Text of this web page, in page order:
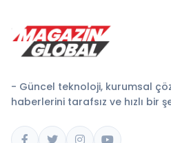
- Güncel teknoloji, kurumsal
haberlerini tarafsız ve hızlı bir